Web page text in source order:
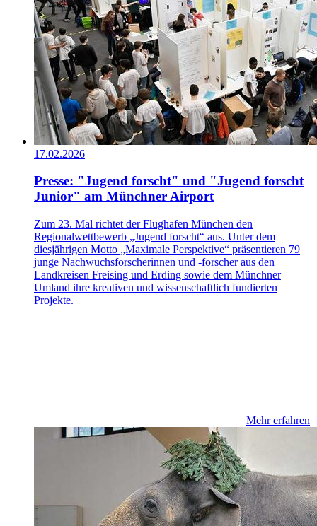
17.02.2026
Presse: "Jugend forscht" und "Jugend forscht
Junior" am Münchner Airport
Zum 23. Mal richtet der Flughafen München den
Regionalwettbewerb „Jugend forscht“ aus. Unter dem
diesjährigen Motto „Maximale Perspektive“ präsentieren 79
junge Nachwuchsforscherinnen und -forscher aus den
Landkreisen Freising und Erding sowie dem Münchner
Umland ihre kreativen und wissenschaftlich fundierten
Projekte.
Mehr erfahren